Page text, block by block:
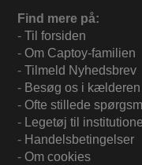
Find mere på:
- Til forsiden
- Om Captoy-familien
- Tilmeld Nyhedsbrev
- Besøg os i kælderen
- Ofte stillede
- Legetøj til
- Handelsbetingelser
- Om cookies